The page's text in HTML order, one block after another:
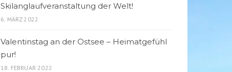
Skilanglaufveranstaltung der Welt!
6. MÄRZ 2022
Valentinstag an der Ostsee – Heimatgefühl
pur!
18. FEBRUAR 2022